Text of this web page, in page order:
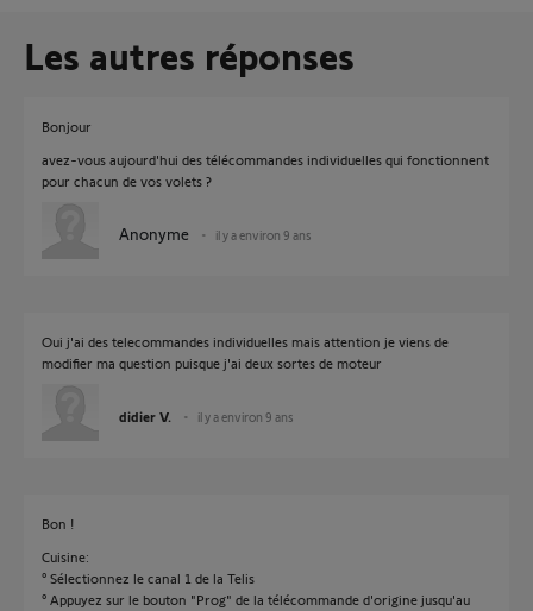
Les autres réponses
Bonjour
avez-vous aujourd'hui des télécommandes individuelles qui fonctionnent
pour chacun de vos volets ?
Anonyme il y a environ 9 ans
Oui j'ai des telecommandes individuelles mais attention je viens de
modifier ma question puisque j'ai deux sortes de moteur
didier V. il y a environ 9 ans
Bon !
Cuisine:
° Sélectionnez le canal 1 de la Telis
° Appuyez sur le bouton "Prog" de la télécommande d'origine jusqu'au